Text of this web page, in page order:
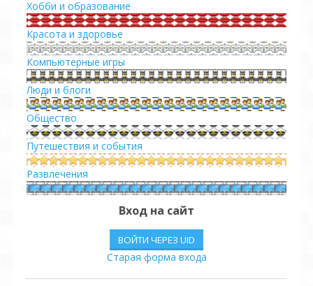
Хобби и образование
Красота и здоровье
Компьютерные игры
Люди и блоги
Общество
Путешествия и события
Развлечения
Вход на сайт
ВОЙТИ ЧЕРЕЗ UID
Старая форма входа